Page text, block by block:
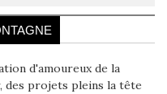
d'amoureux de la
des projets pleins la tête